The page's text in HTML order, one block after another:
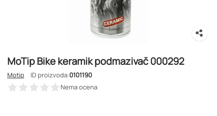
MoTip Bike keramik podmazivač 000292
Motip ID proizvoda:0101190
Nema ocena